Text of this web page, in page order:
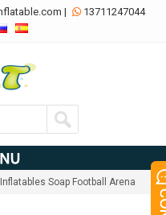
|  13711247044
Soap Football Arena